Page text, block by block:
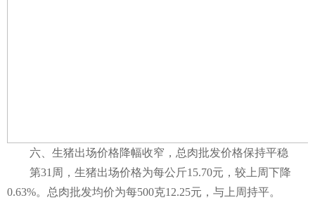
六、生猪出场价格降幅收窄，总肉批发价格保持平稳
第31周，生猪出场价格为每公斤15.70元，较上周下降
0.63%。总肉批发均价为每500克12.25元，与上周持平。